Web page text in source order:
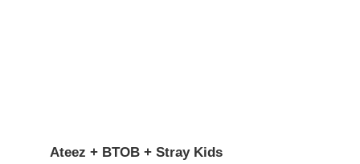
Ateez + BTOB + Stray Kids